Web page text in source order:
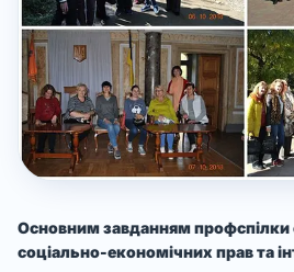
Основним завданням профспілки
соціально-економічних прав та